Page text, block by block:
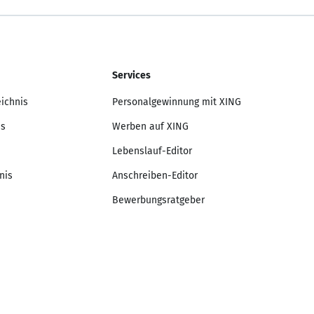
Services
Personalgewinnung mit XING
Werben auf XING
Lebenslauf-Editor
Anschreiben-Editor
Bewerbungsratgeber